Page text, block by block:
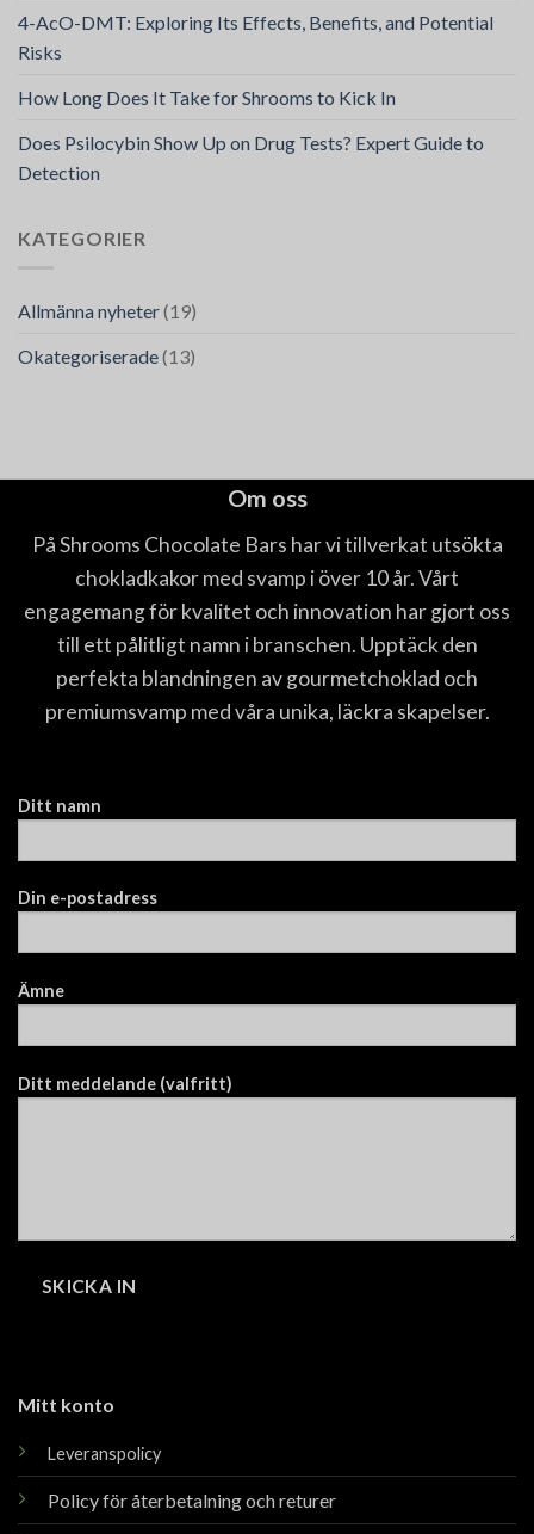
4-AcO-DMT: Exploring Its Effects, Benefits, and Potential
Risks
How Long Does It Take for Shrooms to Kick In
Does Psilocybin Show Up on Drug Tests? Expert Guide to
Detection
KATEGORIER
Allmänna nyheter(19)
Okategoriserade(13)
Om oss
På Shrooms Chocolate Bars har vi tillverkat utsökta
chokladkakor med svamp i över 10 år. Vårt
engagemang för kvalitet och innovation har gjort oss
till ett pålitligt namn i branschen. Upptäck den
perfekta blandningen av gourmetchoklad och
premiumsvamp med våra unika, läckra skapelser.
Mitt konto
Leveranspolicy
Policy för återbetalning och returer
Ditt namn
Din e-postadress
Ämne
Ditt meddelande (valfritt)